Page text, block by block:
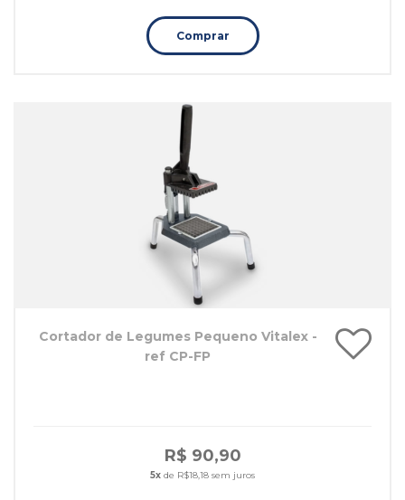
Comprar
Cortador de Legumes Pequeno Vitalex -
ref CP-FP
R$ 90,90
5x de R$18,18 sem juros